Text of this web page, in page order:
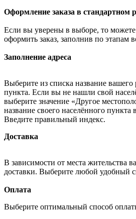
Оформление заказа в стандартном
Если вы уверены в выборе, то можете
оформить заказ, заполнив по этапам
Заполнение адреса
Выберите из списка название вашего
пункта. Если вы не нашли свой
выберите значение «Другое
название своего населённого пункта
Введите правильный индекс.
Доставка
В зависимости от места жительства
доставки. Выберите любой удобный
Оплата
Выберите оптимальный способ